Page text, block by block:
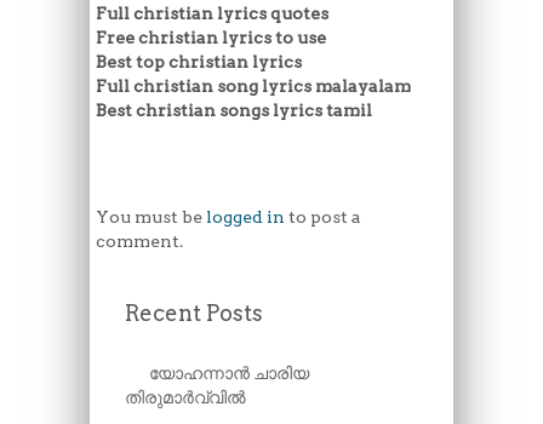
Full christian lyrics quotes
Free christian lyrics to use
Best top christian lyrics
Full christian song lyrics malayalam
Best christian songs lyrics tamil
You must be logged in to post a
comment.
Recent Posts
യോഹന്നാൻ ചാരിയ
തിരുമാർവ്വിൽ